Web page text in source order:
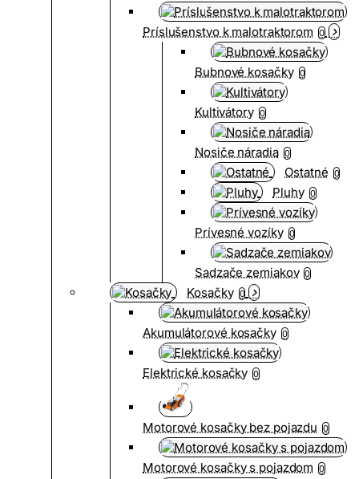
Príslušenstvo k malotraktorom 0
Bubnové kosačky 0
Kultivátory 0
Nosiče náradia 0
Ostatné 0
Pluhy 0
Prívesné vozíky 0
Sadzače zemiakov 0
Kosačky 0
Akumulátorové kosačky 0
Elektrické kosačky 0
Motorové kosačky bez pojazdu 0
Motorové kosačky s pojazdom 0